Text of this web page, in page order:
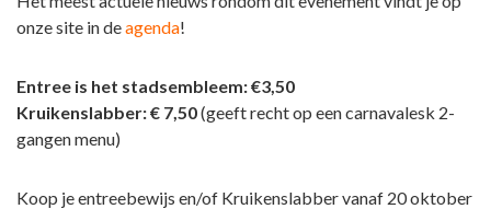
onze site in deagenda!
Entree is het stadsembleem: €3,50
Kruikenslabber: € 7,50(geeft recht op een carnavalesk 2-
gangen menu)
Koop je entreebewijs en/of Kruikenslabber vanaf 20 oktober